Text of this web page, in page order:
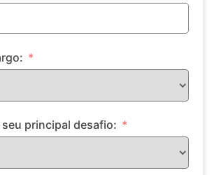
principal desafio: